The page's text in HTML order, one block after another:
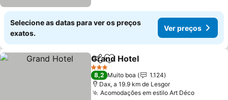
Selecione as datas para ver os preços
exatos.
Ver preços
PartilharAdicionar aos favoritos
Grand Hotel
3 Estrelas
8,2 Muito boa
1.124
Dax, a 19.9 km de Lesgor
Acomodações em estilo Art DécoVer